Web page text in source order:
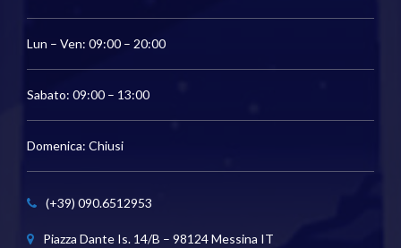
Lun – Ven: 09:00 – 20:00
Sabato: 09:00 – 13:00
Domenica: Chiusi
(+39) 090.6512953
Piazza Dante Is. 14/B – 98124 Messina IT